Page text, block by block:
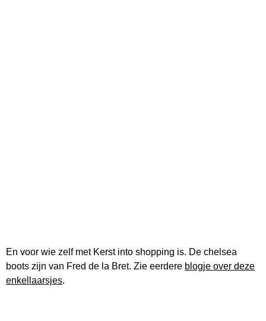
En voor wie zelf met Kerst into shopping is. De chelsea
boots zijn van Fred de la Bret. Zie eerdere blogje over deze
enkellaarsjes.